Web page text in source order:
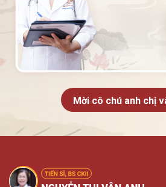
Mời cô chú anh chị